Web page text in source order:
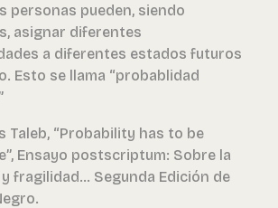
personas pueden, siendo
asignar diferentes
a diferentes estados futuros
Esto se llama “probablidad
Taleb, “Probability has to be
Ensayo postscriptum: Sobre la
fragilidad… Segunda Edición de